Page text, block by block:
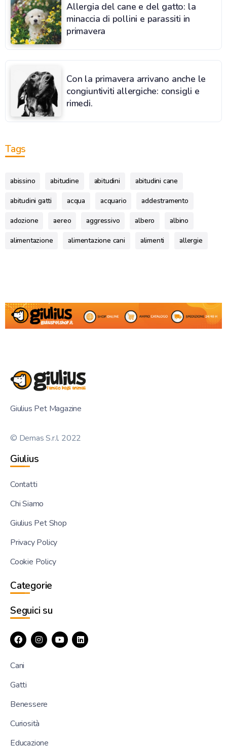
Allergia del cane e del gatto: la
minaccia di pollini e parassiti in
primavera
Con la primavera arrivano anche le
congiuntiviti allergiche: consigli e
rimedi.
Tags
abissino abitudine abitudini abitudini cane
abitudini gatti acqua acquario addestramento
adozione aereo aggressivo albero albino
alimentazione alimentazione cani alimenti allergie
Giulius Pet Magazine
© Demas S.r.l. 2022
Giulius
Contatti
Chi Siamo
Giulius Pet Shop
Privacy Policy
Cookie Policy
Categorie
Seguici su
Cani
Gatti
Benessere
Curiosità
Educazione